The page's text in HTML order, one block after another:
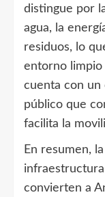
distingue por
agua, la
residuos, lo
entorno limpio
cuenta con un
público que
facilita la
En resumen,
convierten a